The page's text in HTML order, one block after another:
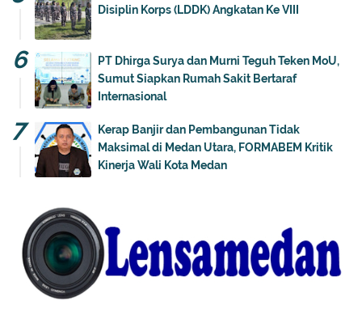
Disiplin Korps (LDDK) Angkatan Ke VIII
PT Dhirga Surya dan Murni Teguh Teken MoU,
Sumut Siapkan Rumah Sakit Bertaraf
Internasional
Kerap Banjir dan Pembangunan Tidak
Maksimal di Medan Utara, FORMABEM Kritik
Kinerja Wali Kota Medan